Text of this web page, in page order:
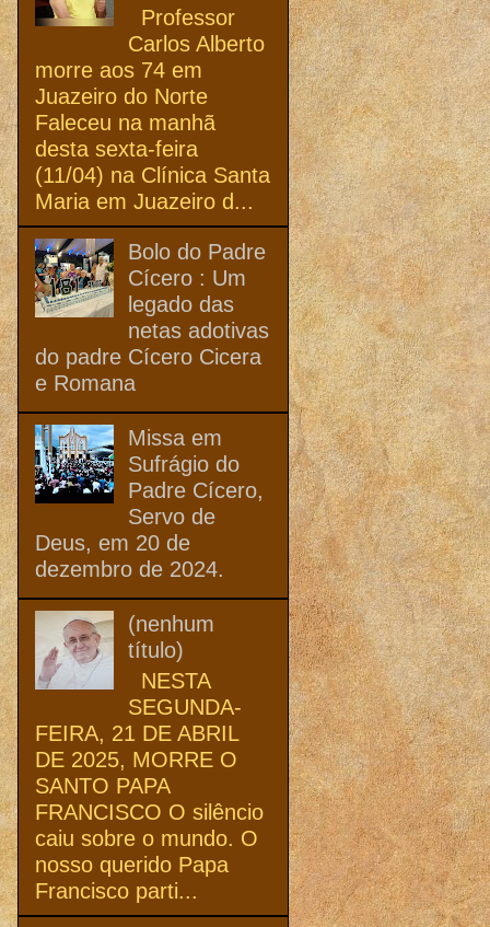
Professor
Carlos Alberto
morre aos 74 em
Juazeiro do Norte
Faleceu na manhã
desta sexta-feira
(11/04) na Clínica Santa
Maria em Juazeiro d...
Bolo do Padre
Cícero : Um
legado das
netas adotivas
do padre Cícero Cicera
e Romana
Missa em
Sufrágio do
Padre Cícero,
Servo de
Deus, em 20 de
dezembro de 2024.
(nenhum
título)
NESTA
SEGUNDA-
FEIRA, 21 DE ABRIL
DE 2025, MORRE O
SANTO PAPA
FRANCISCO O silêncio
caiu sobre o mundo. O
nosso querido Papa
Francisco parti...